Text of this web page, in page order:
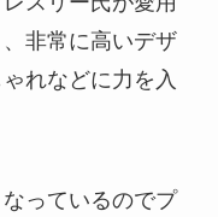
非常に高いデザ
れなどに力を入
っているのでプ